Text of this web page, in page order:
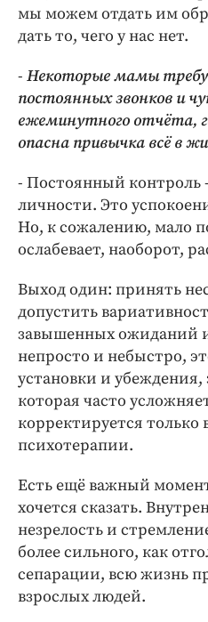
мы можем отдать им
дать то, чего у нас нет.
- Некоторые мамы
постоянных звонков и
ежеминутного отчёта,
опасна привычка всё в
- Постоянный контроль
личности. Это
Но, к сожалению, мало
ослабевает, наоборот,
Выход один: принять
допустить
завышенных ожиданий
непросто и небыстро,
установки и
которая часто
корректируется только
психотерапии.
Есть ещё важный
хочется сказать.
незрелость и
более сильного, как
сепарации, всю жизнь
взрослых людей.